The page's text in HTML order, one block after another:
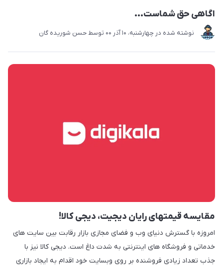
اگاهی حق شماست...
نوشته شده در چهارشنبه، 10 آذر 00 توسط حسن شوریده گان
مقایسه قیمتهای رایان دیجیت، دیجی کالا!
امروزه با گسترش دنیای وب و فضای مجازی بازار رقابت بین سایت های
خدماتی و فروشگاه های اینترنتی به شدت داغ است. دیجی کالا نیز با
جذب تعداد زیادی فروشنده بر روی وبسایت خود اقدام به ایجاد بازاری